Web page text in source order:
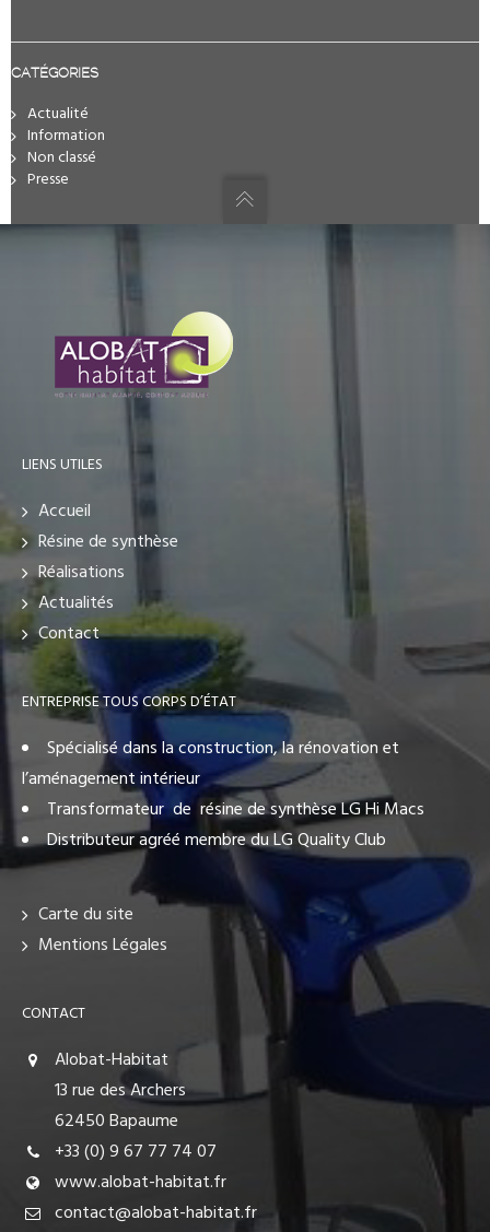
CATÉGORIES
Actualité
Information
Non classé
Presse
LIENS UTILES
Accueil
Résine de synthèse
Réalisations
Actualités
Contact
ENTREPRISE TOUS CORPS D’ÉTAT
Spécialisé dans la construction, la rénovation et
l’aménagement intérieur
Transformateur de résine de synthèse LG Hi Macs
Distributeur agréé membre du LG Quality Club
Carte du site
Mentions Légales
CONTACT
Alobat-Habitat
13 rue des Archers
62450 Bapaume
+33 (0) 9 67 77 74 07
www.alobat-habitat.fr
contact@alobat-habitat.fr